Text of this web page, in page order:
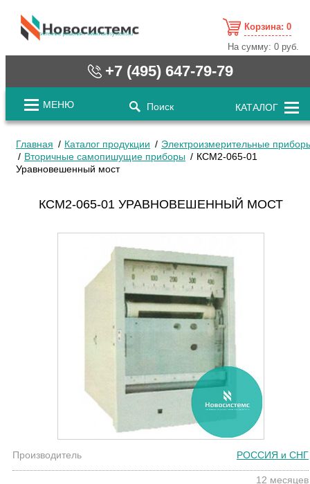
cистемные решения / www.novosystems.ru
Корзина: 0
На сумму:0 руб.
+7 (495) 647-79-79
МЕНЮ Поиск КАТАЛОГ
Главная Каталог продукции
Электроизмерительные
Вторичные самопишущие приборы
КСМ2-065-01
Уравновешенный мост
КСМ2-065-01 УРАВНОВЕШЕННЫЙ МОСТ
Производитель РОССИЯ и СНГ
12 месяцев